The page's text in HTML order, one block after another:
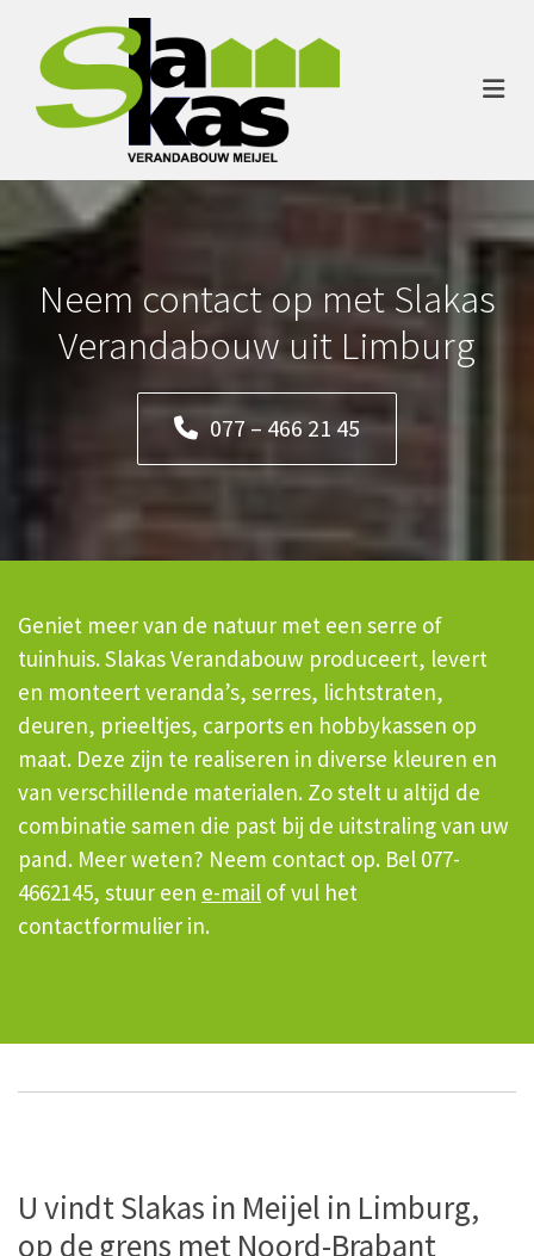
Neem contact op met Slakas
Verandabouw uit Limburg
077 – 466 21 45
Geniet meer van de natuur met een serre of
tuinhuis. Slakas Verandabouw produceert, levert
en monteert veranda’s, serres, lichtstraten,
deuren, prieeltjes, carports en hobbykassen op
maat. Deze zijn te realiseren in diverse kleuren en
van verschillende materialen. Zo stelt u altijd de
combinatie samen die past bij de uitstraling van uw
pand. Meer weten? Neem contact op. Bel 077-
4662145, stuur een e-mail of vul het
contactformulier in.
U vindt Slakas in Meijel in Limburg,
op de grens met Noord-Brabant